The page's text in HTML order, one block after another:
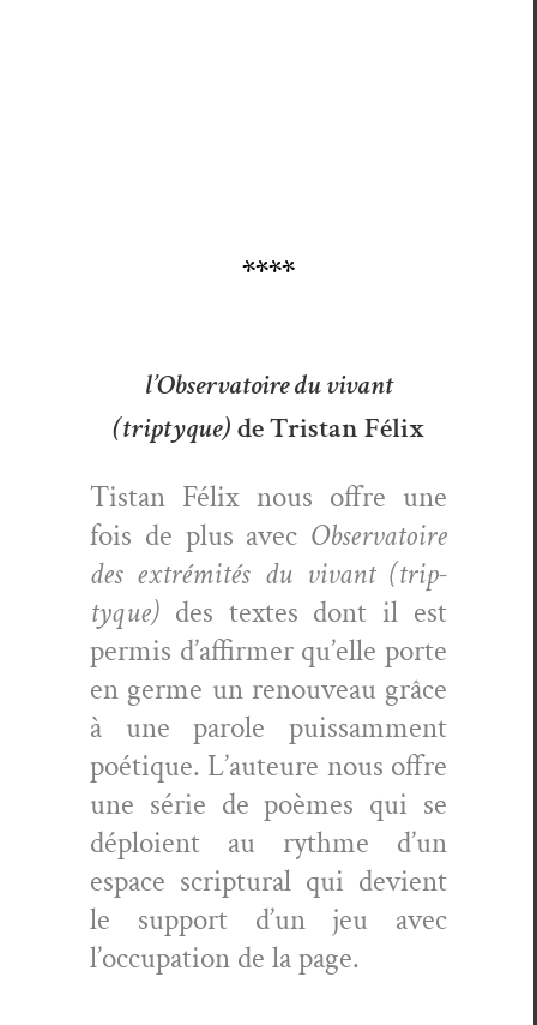
****
l’Observatoire du vivant
(triptyque)de Tristan Félix
Tis­tan Félix nous offre une
fois de plus avec Obser­va­toire
des extrémités du vivant (trip­
tyque) des textes dont il est
per­mis d’affirmer qu’elle porte
en germe un renou­veau grâce
à une parole puis­sam­ment
poé­tique. L’auteure nous offre
une série de poèmes qui se
déploient au rythme d’un
espace scrip­tur­al qui devient
le sup­port d’un jeu avec
l’occupation de la page.